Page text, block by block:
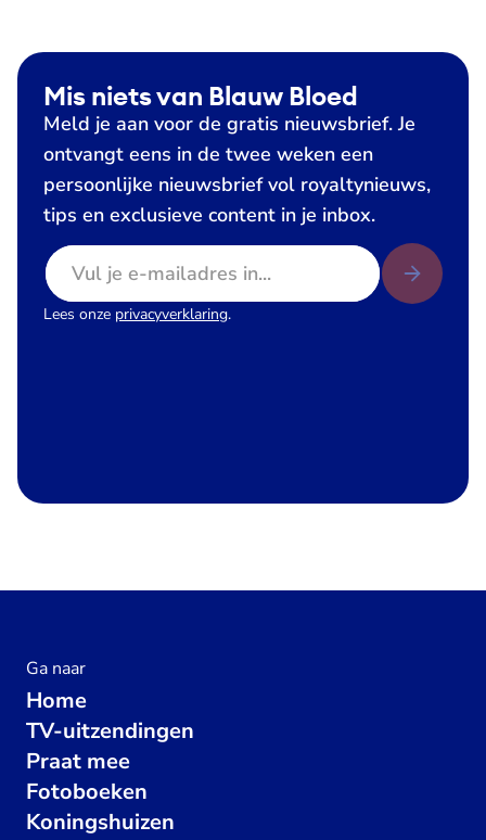
Mis niets van Blauw Bloed
Meld je aan voor de gratis nieuwsbrief. Je
ontvangt eens in de twee weken een
persoonlijke nieuwsbrief vol royaltynieuws,
tips en exclusieve content in je inbox.
E-mailadres
Lees onze privacyverklaring.
Ga naar
Home
TV-uitzendingen
Praat mee
Fotoboeken
Koningshuizen